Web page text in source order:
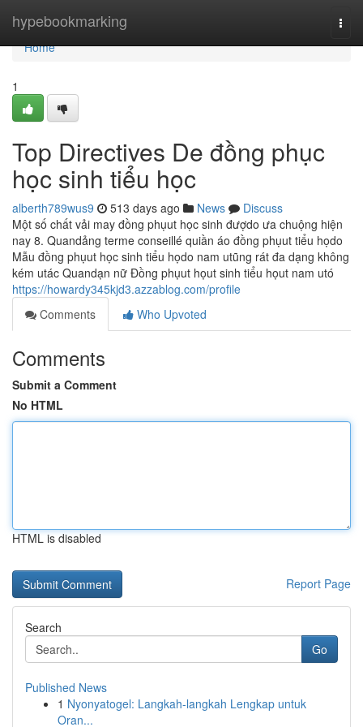
hypebookmarking
Home
Home
1
Top Directives De đồng phục
học sinh tiểu học
alberth789wus9 513 days ago News
Discuss
Một số chất vải may đồng phụut học sinh đượdo ưa chuộng hiện
nay 8. Quandảng terme conseillé quiần áo đồng phụut tiểu họdo
Mẫu đồng phụut học sinh tiểu họdo nam utũng rát đa dạng không
kém utác Quandạn nữ Đồng phụut họut sinh tiểu họut nam utó
https://howardy345kjd3.azzablog.com/profile
Comments
Who Upvoted
Comments
Submit a Comment
No HTML
HTML is disabled
Report Page
Search
Go
Published News
1 Nyonyatogel: Langkah-langkah Lengkap untuk
Oran...